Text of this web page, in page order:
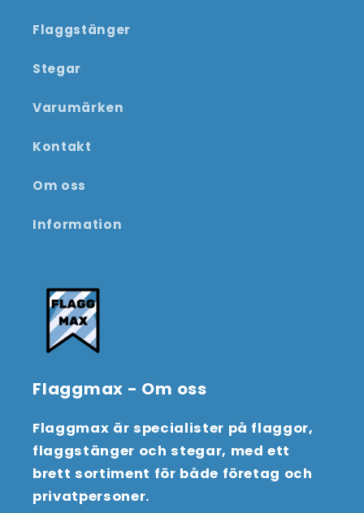
Flaggstänger
Stegar
Varumärken
Kontakt
Om oss
Information
Flaggmax - Om oss
Flaggmax är specialister på flaggor,
flaggstänger och stegar, med ett
brett sortiment för både företag och
privatpersoner.